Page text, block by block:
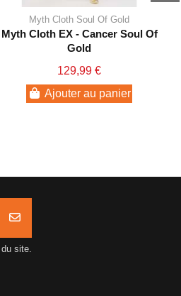
Myth Cloth Soul Of Gold
Myth Cloth EX - Cancer Soul Of
Gold
129,99 €
Ajouter au panier
site.